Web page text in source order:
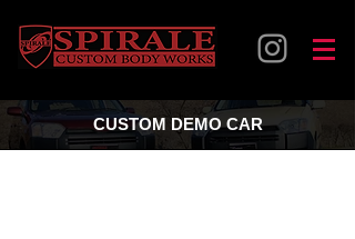
CUSTOM DEMO CAR